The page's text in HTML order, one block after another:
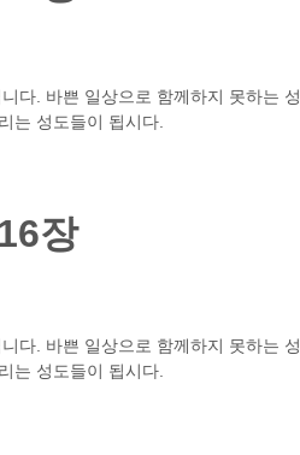
다. 바쁜 일상으로 함께하지 못하는 성
는 성도들이 됩시다.
장
다. 바쁜 일상으로 함께하지 못하는 성
는 성도들이 됩시다.